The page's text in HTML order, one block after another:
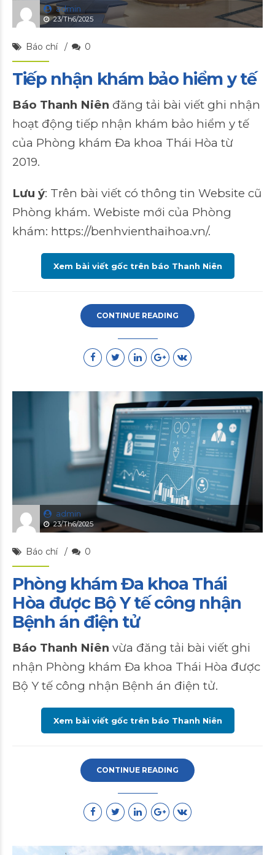
admin
23/Th6/2025
Báo chí 0
Tiếp nhận khám bảo hiểm y tế
Báo Thanh Niên đăng tải bài viết ghi nhận
hoạt động tiếp nhận khám bảo hiểm y tế
của Phòng khám Đa khoa Thái Hòa từ
2019.
Lưu ý: Trên bài viết có thông tin Website cũ
Phòng khám. Webiste mới của Phòng
khám: https://benhvienthaihoa.vn/.
Xem bài viết gốc trên báo Thanh Niên
CONTINUE READING
admin
23/Th6/2025
Báo chí 0
Phòng khám Đa khoa Thái
Hòa được Bộ Y tế công nhận
Bệnh án điện tử
Báo Thanh Niên vừa đăng tải bài viết ghi
nhận Phòng khám Đa khoa Thái Hòa được
Bộ Y tế công nhận Bệnh án điện tử.
Xem bài viết gốc trên báo Thanh Niên
CONTINUE READING